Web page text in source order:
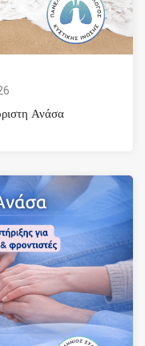
Ανάσα